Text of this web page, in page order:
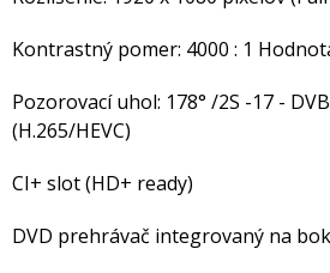
Kontrastný pomer: 4000 : 1
Pozorovací uhol: 178° /2S -17 -
(H.265/HEVC)
CI+ slot (HD+ ready)
DVD prehrávač integrovaný na